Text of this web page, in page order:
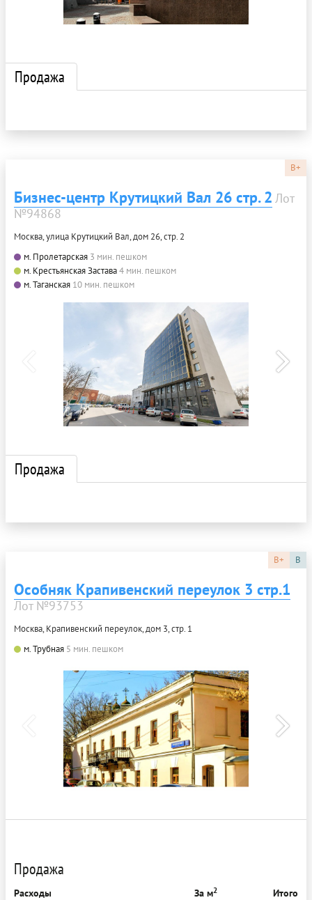
Продажа
B+
Бизнес-центр Крутицкий Вал 26 стр. 2 Лот
№94868
Москва, улица Крутицкий Вал, дом 26, стр. 2
м. Пролетарская 3 мин. пешком
м. Крестьянская Застава4 мин. пешком
м. Таганская 10 мин. пешком
Продажа
B+ B
Особняк Крапивенский переулок 3 стр.1
Лот №93753
Москва, Крапивенский переулок, дом 3, стр. 1
м. Трубная 5 мин. пешком
Продажа
Расходы За м2 Итого